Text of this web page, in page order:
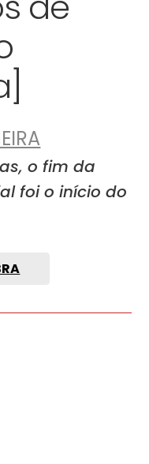
o fim da
foi o início do